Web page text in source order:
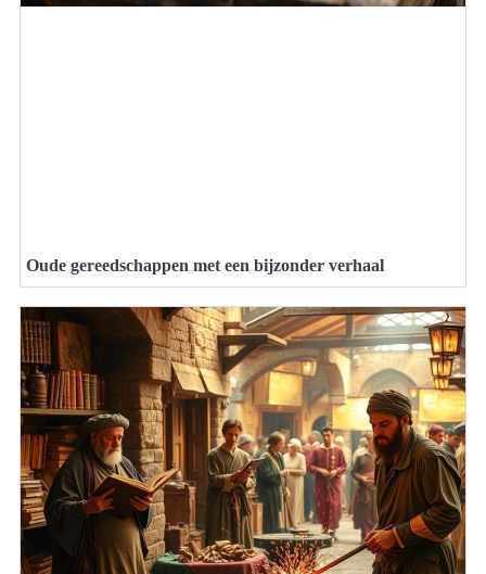
Oude gereedschappen met een bijzonder verhaal